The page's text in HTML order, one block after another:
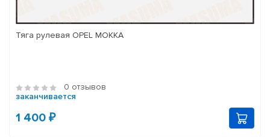
Тяга рулевая OPEL MOKKA
0 отзывов
заканчивается
1 400 ₽